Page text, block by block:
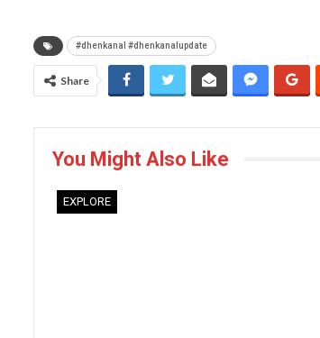
#dhenkanal #dhenkanalupdate
Share
You Might Also Like
EXPLORE